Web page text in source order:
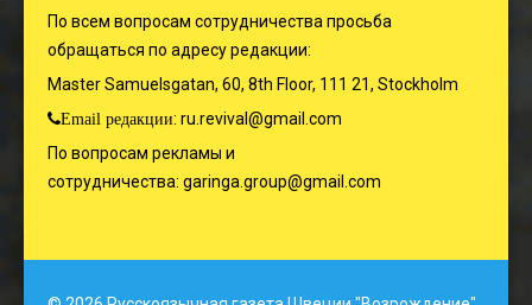
По всем вопросам сотрудничества просьба
обращаться по адресу редакции:
Master Samuelsgatan, 60, 8th Floor, 111 21, Stockholm
Email редакции: ru.revival@gmail.com
По вопросам рекламы и
сотрудничества: garinga.group@gmail.com